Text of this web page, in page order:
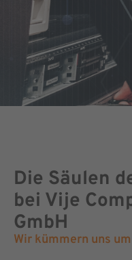
Die Säulen
bei Vije
GmbH
Wir kümmern uns